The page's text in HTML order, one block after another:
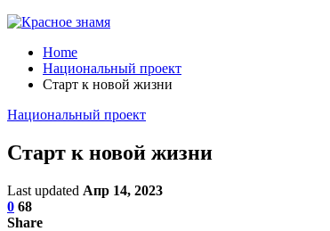
Home
Национальный проект
Старт к новой жизни
Национальный проект
Старт к новой жизни
Last updated Апр 14, 2023
0 68
Share